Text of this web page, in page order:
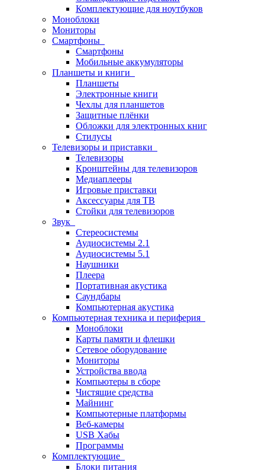
Комплектующие для ноутбуков
Моноблоки
Мониторы
Смартфоны
Смартфоны
Мобильные аккумуляторы
Планшеты и книги
Планшеты
Электронные книги
Чехлы для планшетов
Защитные плёнки
Обложки для электронных книг
Стилусы
Телевизоры и приставки
Телевизоры
Кронштейны для телевизоров
Медиаплееры
Игровые приставки
Аксессуары для ТВ
Стойки для телевизоров
Звук
Стереосистемы
Аудиосистемы 2.1
Аудиосистемы 5.1
Наушники
Плеера
Портативная акустика
Саундбары
Компьютерная акустика
Компьютерная техника и периферия
Моноблоки
Карты памяти и флешки
Сетевое оборудование
Мониторы
Устройства ввода
Компьютеры в сборе
Чистящие средства
Майнинг
Компьютерные платформы
Веб-камеры
USB Хабы
Программы
Комплектующие
Блоки питания